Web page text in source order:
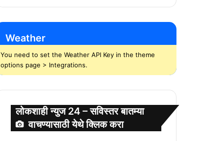
Weather
You need to set the Weather API Key in the theme
options page > Integrations.
लोकशाही न्युज 24 – सविस्तर बातम्या
वाचण्यासाठी येथे क्लिक करा